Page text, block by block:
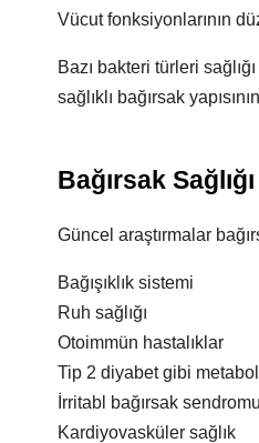
Vücut fonksiyonlarının
Bazı bakteri türleri
sağlıklı bağırsak
Bağırsak
Güncel araştırmalar
Bağışıklık sistemi
Ruh sağlığı
Otoimmün hastalıklar
Tip 2 diyabet gibi
İrritabl bağırsak
Kardiyovasküler sağlık